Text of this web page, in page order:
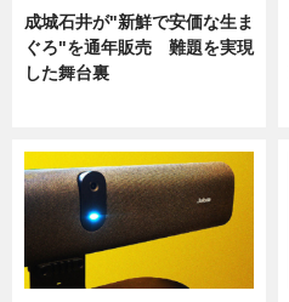
成城石井が"新鮮で安価な生ま
ぐろ"を通年販売 難題を実現
した舞台裏